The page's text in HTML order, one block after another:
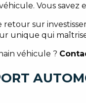
Vous
retour sur
unique qui
véhicule ?